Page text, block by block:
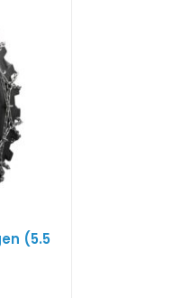
(5.5